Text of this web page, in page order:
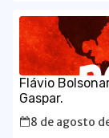
Flávio
Gaspar.
8 de agosto